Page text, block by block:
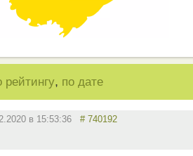
рейтингу, по дате
в 15:53:36 # 740192